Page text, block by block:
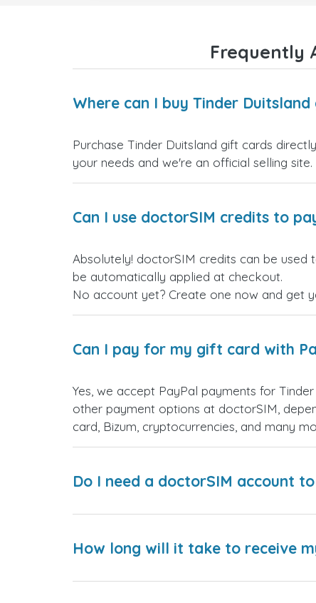
Frequently
Where can I buy Tinder
Purchase Tinder Duitsland gift cards
your needs and we're an official selling
Can I use doctorSIM credits to
Absolutely! doctorSIM credits can be used
be automatically applied at checkout.
No account yet? Create one now and get
Can I pay for my gift card with
Yes, we accept PayPal payments for
other payment options at doctorSIM,
card, Bizum, cryptocurrencies, and many
Do I need a doctorSIM account
How long will it take to receive